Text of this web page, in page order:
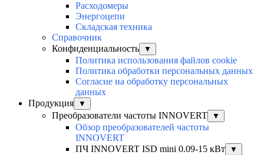
Расходомеры
Энергоцепи
Складская техника
Справочник
Конфиденциальность
▼
Политика использования файлов cookie
Политика обработки персональных данных
Согласие на обработку персональных
данных
Продукция
▼
Преобразователи частоты INNOVERT ▼
Обзор преобразователей частоты
INNOVERT
ПЧ INNOVERT ISD mini 0.09-15 кВт
▼